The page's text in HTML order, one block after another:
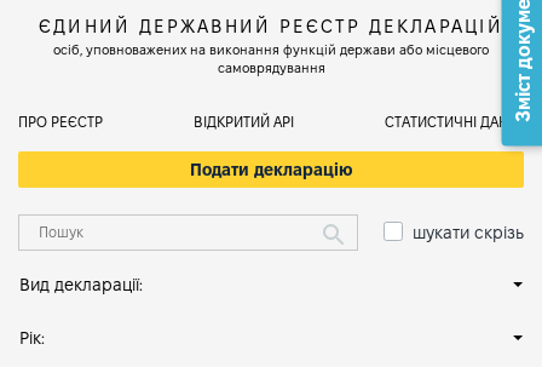
ЄДИНИЙ ДЕРЖАВНИЙ РЕЄСТР ДЕКЛАРАЦІЙ
осіб, уповноважених на виконання функцій держави або місцевого
самоврядування
ПРО РЕЄСТР ВІДКРИТИЙ АРІ СТАТИСТИЧНІ ДАНІ
Подати декларацію
шукати скрізь
Вид декларації:
Рік:
Зміст документа